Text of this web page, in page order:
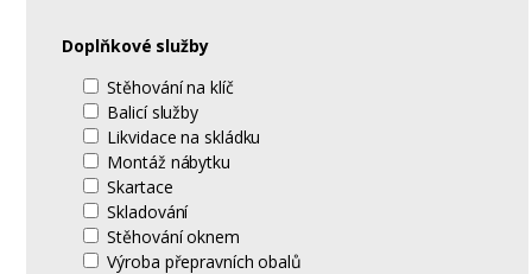
Doplňkové služby
Stěhování na klíč
Balicí služby
Likvidace na skládku
Montáž nábytku
Skartace
Skladování
Stěhování oknem
Výroba přepravních obalů